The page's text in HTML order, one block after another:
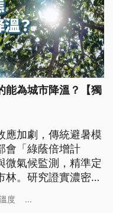
能為城市降溫？【獨
應加劇，傳統避暑模
會「綠蔭倍增計
微氣候監測，精準定
。研究證實濃密樹
種樹、數位模擬與永
度 ...